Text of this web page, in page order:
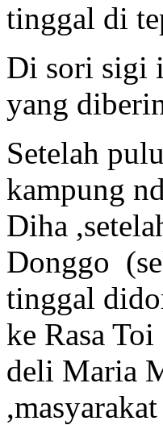
tinggal di
Di sori sigi
yang
Setelah
kampung
Diha
Donggo
tinggal
ke Rasa
deli Maria